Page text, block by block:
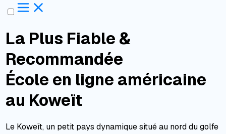
La Plus Fiable &
Recommandée
École en ligne américaine
au Koweït
Le Koweït, un petit pays dynamique situé au nord du golfe